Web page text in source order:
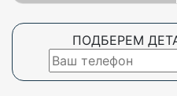
ПОДБЕРЕМ